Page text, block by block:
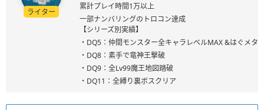
ライター
累計プレイ時間1万以上
一部ナンバリングのトロコン達成
【シリーズ別実績】
・DQ5：仲間モンスター全キャラレベルMAX &はぐメタ
・DQ8：素手で竜神王撃破
・DQ9：全Lv99魔王地図踏破
・DQ11：全縛り裏ボスクリア